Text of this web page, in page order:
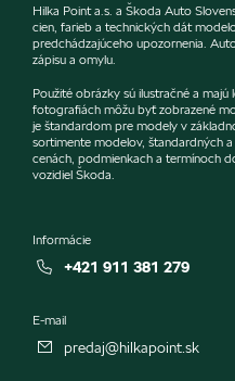
Hilka Point a.s. a Škoda Auto
cien, farieb a technických dát
predchádzajúceho upozornenia.
zápisu a omylu.
Použité obrázky sú ilustračné a
fotografiách môžu byť zobrazené
je štandardom pre modely v
sortimente modelov, štandardných
cenách, podmienkach a termínoch
vozidiel Škoda.
Informácie
+421 911 381 279
E-mail
predaj@hilkapoint.sk